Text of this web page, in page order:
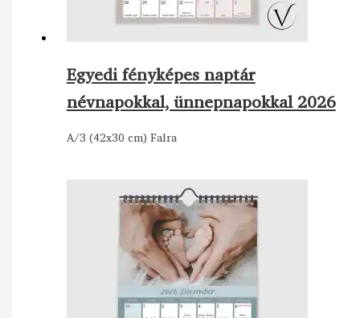
Egyedi fényképes naptár
névnapokkal, ünnepnapokkal 2026
A/3 (42x30 cm) Falra